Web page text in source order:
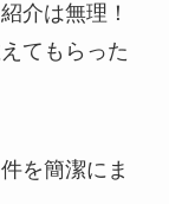
介は無理！
てもらった
を簡潔にま